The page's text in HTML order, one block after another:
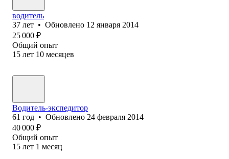
водитель
37 лет • Обновлено 12 января 2014
25 000 ₽
Общий опыт
15 лет 10 месяцев
Водитель-экспедитор
61 год • Обновлено 24 февраля 2014
40 000 ₽
Общий опыт
15 лет 1 месяц